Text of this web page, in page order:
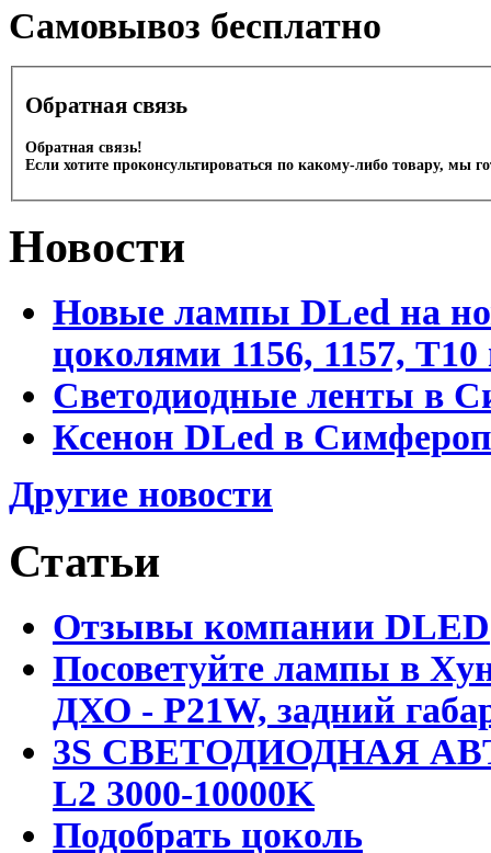
Cамовывоз бесплатно
Обратная связь
Обратная связь!
Если хотите проконсультироваться по какому-либо товару, мы
Новости
Новые лампы DLed на
цоколями 1156, 1157,
Светодиодные ленты в
Ксенон DLed в
Другие новости
Статьи
Отзывы компании DLED
Посоветуйте лампы в
ДХО - P21W, задний
3S СВЕТОДИОДНАЯ
L2 3000-10000K
Подобрать цоколь